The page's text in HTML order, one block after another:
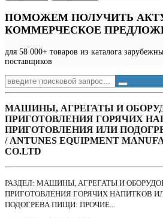
ПОМОЖЕМ ПОЛУЧИТЬ
КОММЕРЧЕСКОЕ
для 58 000+ товаров из каталога
поставщиков
МАШИНЫ, АГРЕГАТЫ И
ПРИГОТОВЛЕНИЯ ГОРЯЧИХ
ПРИГОТОВЛЕНИЯ ИЛИ
/ ANTUNES EQUIPMENT
CO.LTD
РАЗДЕЛ: МАШИНЫ, АГРЕГАТЫ И
ПРИГОТОВЛЕНИЯ ГОРЯЧИХ НАПИТКОВ
ПОДОГРЕВА ПИЩИ: ПРОЧИЕ...